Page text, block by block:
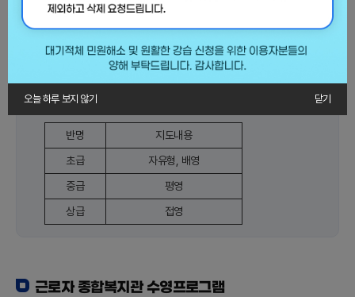
인사이동 및 수급 계약 사안에 따라 강습 중 지도 강사가 변경될 수 있
습니다.
강습 접수 인원 과반 미달 및 강사 수급 사안에 따라 합반, 폐지, 정원
변동이 있을 수 있습니다.
아 등록이 불가합니다. 양지하시기 바랍니다.
반명
지도내용
초급
자유형, 배영
중급
평영
상급
접영
근로자 종합복지관 수영프로그램
오늘 하루 보지 않기 닫기